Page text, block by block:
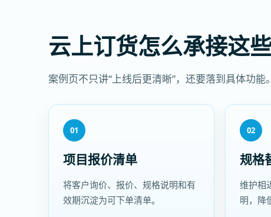
云上订货怎么承接这
案例页不只讲“上线后更清晰”，还要落到具体功
01
项目报价清单
将客户询价、报价、规格说明和有
效期沉淀为可下单清单。
02
规格
维护相
明，降